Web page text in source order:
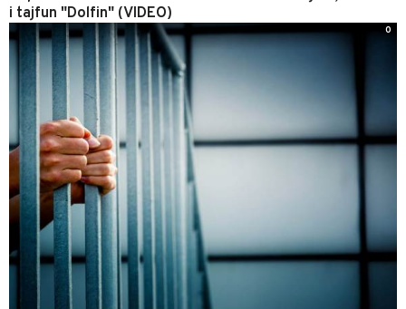
i tajfun "Dolfin" (VIDEO)
0